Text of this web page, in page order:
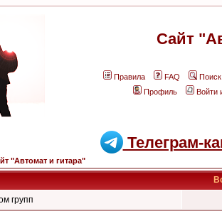
Сайт
Правила FAQ
Поиск
Профиль
Войти
Телеграм-
"Автомат и гитара"
групп